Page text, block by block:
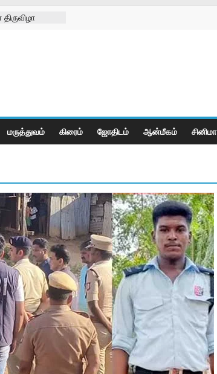
போட்டிகள்
மருத்துவம் கிரைம் ஜோ‌திட‌ம் ஆன்மீகம் சினிமா